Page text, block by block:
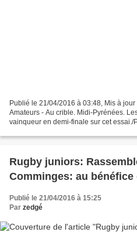
Publié le 21/04/2016 à 03:48, Mis à
Amateurs - Au crible. Midi-Pyrénées.
vainqueur en demi-finale sur cet essai./
Rugby juniors:
Comminges: au bénéfice
Publié le 21/04/2016 à 15:25
Par zedgé